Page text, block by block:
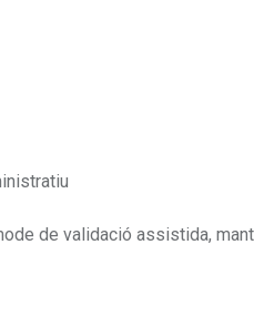
de validació assistida,